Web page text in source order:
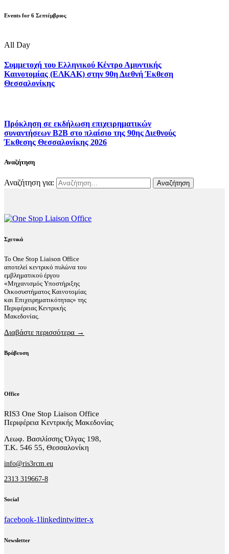
Events for 6 Σεπτέμβριος
All Day
Συμμετοχή του Ελληνικού Κέντρο Αμυντικής
Καινοτομίας (ΕΛΚΑΚ) στην 90η Διεθνή Έκθεση
Θεσσαλονίκης
Πρόκληση σε εκδήλωση επιχειρηματικών
συναντήσεων B2B στο πλαίσιο της 90ης Διεθνούς
Έκθεσης Θεσσαλονίκης 2026
Αναζήτηση
Αναζήτηση για:
Σχετικά
Το One Stop Liaison Office
αποτελεί κεντρικό πυλώνα του
εμβληματικού έργου
«Μηχανισμός Υποστήριξης
Οικοσυστήματος Καινοτομίας
και Επιχειρηματικότητας» της
Περιφέρειας Κεντρικής
Μακεδονίας.
Διαβάστε περισσότερα →
Βράβευση
Office
RIS3 One Stop Liaison Office
Περιφέρεια Κεντρικής Μακεδονίας
Λεωφ. Βασιλίσσης Όλγας 198,
Τ.Κ. 546 55, Θεσσαλονίκη
info@ris3rcm.eu
2313 319667-8
Social
facebook-1linkedintwitter-x
Newsletter